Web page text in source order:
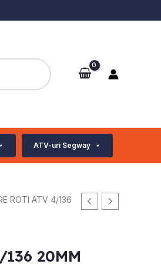
ATV-uri Segway
ROTI ATV 4/136
20MM